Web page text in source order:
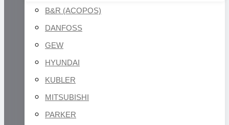
B&R (ACOPOS)
DANFOSS
GEW
HYUNDAI
KUBLER
MITSUBISHI
PARKER